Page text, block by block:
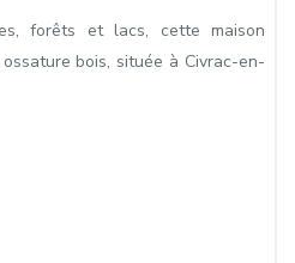
forêts et lacs, cette maison
bois, située à Civrac-en-